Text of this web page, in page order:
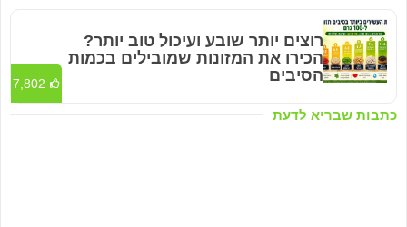
כתבות שבריא לדעת
רוצים יותר שובע ועיכול טוב יותר?
הכירו את המזונות שמובילים בכמות
הסיבים
7,802